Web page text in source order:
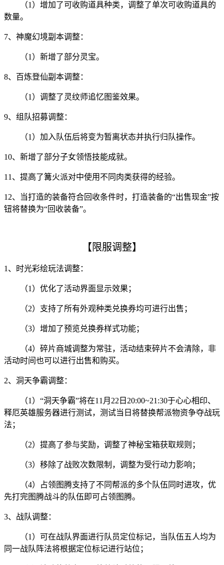
（1）增加了可收购道具种类，调整了单次可收购道具的
数量。
7、神魔幻境副本调整：
（1）新增了部分灵宝。
8、百炼登仙副本调整：
（1）调整了灵纹师追忆图鉴效果。
9、组队招募调整：
（1）加入队伍后将变为暂离状态并执行归队操作。
10、新增了部分子女领悟技能成就。
11、提高了篝火派对中使用不同肉类获得的经验。
12、当打造的装备符合回收条件时，打造装备的“出售现金”按
钮将替换为“回收装备”。
【限服调整】
1、时光彩绘玩法调整：
（1）优化了活动界面显示效果；
（2）支持了所有外观种类兑换券均可进行出售；
（3）增加了预览兑换券样式功能；
（4）碎片商城调整为常驻，活动结束碎片不会清除，非
活动时间也可以进行出售和购买。
2、洞天争霸调整：
（1）“洞天争霸”将在11月22日20:00~21:30于心心相印、
释厄英雄服务器进行测试，测试当日将替换帮派物资争夺战玩
法；
（2）提高了参与奖励，调整了神秘宝箱获取规则；
（3）移除了战败次数限制，调整为受行动力影响；
（4）占领图腾支持了不同帮派的多个队伍同时进攻，优
先打完图腾战斗的队伍即可占领图腾。
3、战队调整：
（1）可在战队界面进行队员定位标记，当队伍五人均为
同一战队阵法将根据定位标记进行站位；